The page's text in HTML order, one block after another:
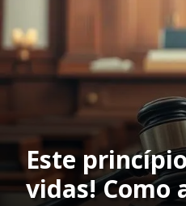
Este
vidas! Como